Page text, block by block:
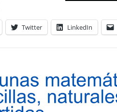
Twitter LinkedIn